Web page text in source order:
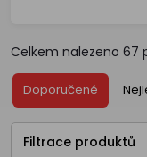
Celkem nalezeno 67
Doporučené
Filtrace produktů